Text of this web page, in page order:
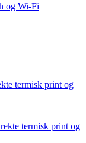
og Wi-Fi
termisk print og